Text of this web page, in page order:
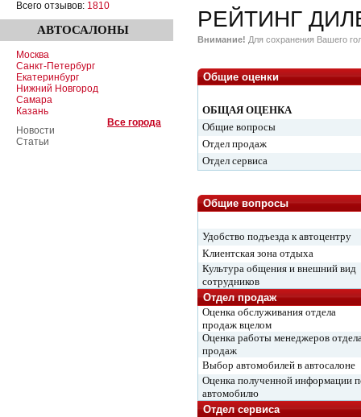
Всего отзывов: 1810
АВТОСАЛОНЫ
Москва
Санкт-Петербург
Екатеринбург
Нижний Новгород
Самара
Казань
Все города
Новости
Статьи
РЕЙТИНГ
Внимание! Для сохранения Вашего
Общие оценки
ОБЩАЯ ОЦЕНКА
Общие вопросы
Отдел продаж
Отдел сервиса
Общие вопросы
Удобство подъезда к автоцентру
Клиентская зона отдыха
Культура общения и внешний вид
сотрудников
Отдел продаж
Оценка обслуживания отдела
продаж вцелом
Оценка работы менеджеров
продаж
Выбор автомобилей в автосалоне
Оценка полученной информации
автомобилю
Отдел сервиса